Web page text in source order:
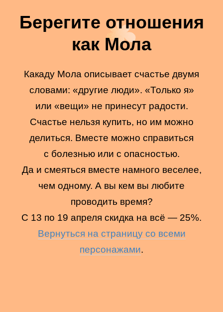
Берегите отношения
как Мола
Какаду Мола описывает счастье двумя
словами: «другие люди». «Только я»
или «вещи» не принесут радости.
Счастье нельзя купить, но им можно
делиться. Вместе можно справиться
с болезнью или с опасностью.
Да и смеяться вместе намного веселее,
чем одному. А вы кем вы любите
проводить время?
С 13 по 19 апреля скидка на всё — 25%.
Вернуться на страницу со всеми
персонажами.